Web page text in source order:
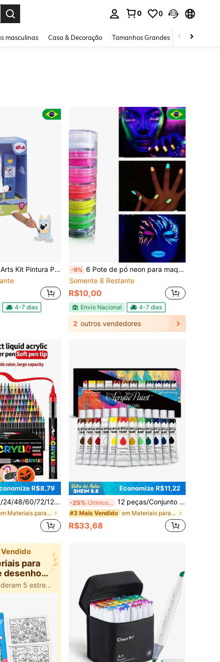
0 0
masculinas Casa & Decoração Tamanhos Grandes Joias e
Pincel Bonecos Bingo Bluey Inmetro +4a Atóxico Elka
4-7 dias
-9% 6 Pote de pó neon para maquiagem e unha
Somente 8 Restante
R$10,00
Envio Nacional 4-7 dias
2 outros vendedores
R$8,79
Canetas Marcadoras Acrílicas para Artistas, Ponta Fina, Canetas de Pintura à Prova d'Água, Adequadas para Pedra, Vidro, Cerâmica, Pintura, Grafite, Presente de Volta às Aulas
em Materiais para pintura e desenho infantil
Economize R$11,22
-25% Últimos 3 dias 12 peças/Conjunto 12ml Conjunto de Tinta Acrílica, Adequado para Tela, Madeira, Tecido, Couro, Papelão, Papel, MDF e Artesanato, Volta às Aulas
#3 Mais Vendido em Materiais para pintura e desenho infantil
R$33,68
para
desenho
100+ usuários deram 5 estrelas